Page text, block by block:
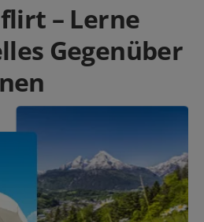
– Lerne
Gegenüber